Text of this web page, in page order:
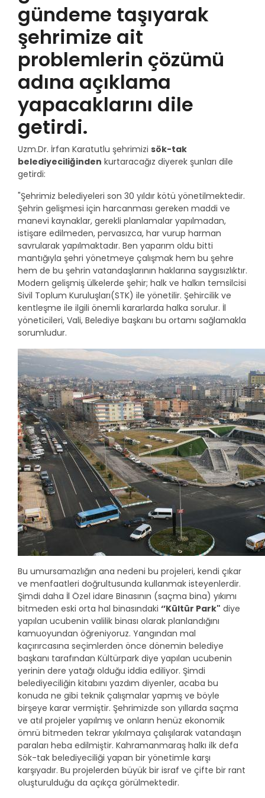
gündeme taşıyarak
şehrimize ait
problemlerin çözümü
adına açıklama
yapacaklarını dile
getirdi.
Uzm.Dr. İrfan Karatutlu şehrimizi sök-tak
belediyeciliğinden kurtaracağız diyerek şunları dile
getirdi:
"Şehrimiz belediyeleri son 30 yıldır kötü yönetilmektedir.
Şehrin gelişmesi için harcanması gereken maddi ve
manevi kaynaklar, gerekli planlamalar yapılmadan,
istişare edilmeden, pervasızca, har vurup harman
savrularak yapılmaktadır. Ben yaparım oldu bitti
mantığıyla şehri yönetmeye çalışmak hem bu şehre
hem de bu şehrin vatandaşlarının haklarına saygısızlıktır.
Modern gelişmiş ülkelerde şehir; halk ve halkın temsilcisi
Sivil Toplum Kuruluşları(STK) ile yönetilir. Şehircilik ve
kentleşme ile ilgili önemli kararlarda halka sorulur. İl
yöneticileri, Vali, Belediye başkanı bu ortamı sağlamakla
sorumludur.
Bu umursamazlığın ana nedeni bu projeleri, kendi çıkar
ve menfaatleri doğrultusunda kullanmak isteyenlerdir.
Şimdi daha İl Özel idare Binasının (saçma bina) yıkımı
bitmeden eski orta hal binasındaki ‘’Kültür Park" diye
yapılan ucubenin valilik binası olarak planlandığını
kamuoyundan öğreniyoruz. Yangından mal
kaçırırcasına seçimlerden önce dönemin belediye
başkanı tarafından Kültürpark diye yapılan ucubenin
yerinin dere yatağı olduğu iddia ediliyor. Şimdi
belediyeciliğin kitabını yazdım diyenler, acaba bu
konuda ne gibi teknik çalışmalar yapmış ve böyle
birşeye karar vermiştir. Şehrimizde son yıllarda saçma
ve atıl projeler yapılmış ve onların henüz ekonomik
ömrü bitmeden tekrar yıkılmaya çalışılarak vatandaşın
paraları heba edilmiştir. Kahramanmaraş halkı ilk defa
Sök-tak belediyeciliği yapan bir yönetimle karşı
karşıyadır. Bu projelerden büyük bir israf ve çifte bir rant
oluşturulduğu da açıkça görülmektedir.